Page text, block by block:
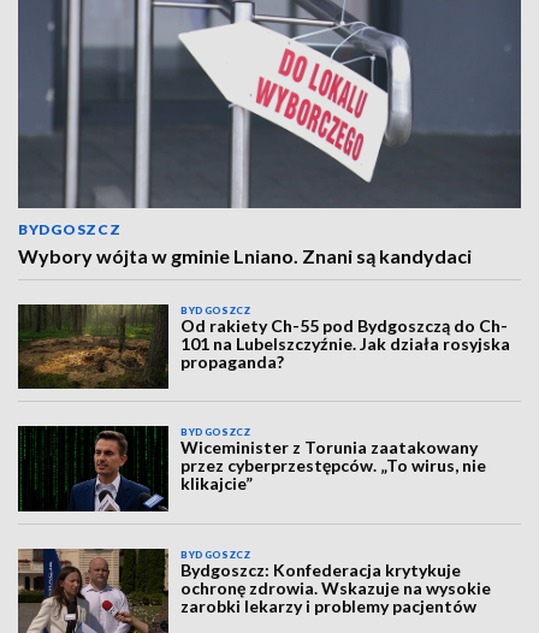
BYDGOSZCZ
Wybory wójta w gminie Lniano. Znani są kandydaci
BYDGOSZCZ
Od rakiety Ch-55 pod Bydgoszczą do Ch-
101 na Lubelszczyźnie. Jak działa rosyjska
propaganda?
BYDGOSZCZ
Wiceminister z Torunia zaatakowany
przez cyberprzestępców. „To wirus, nie
klikajcie”
BYDGOSZCZ
Bydgoszcz: Konfederacja krytykuje
ochronę zdrowia. Wskazuje na wysokie
zarobki lekarzy i problemy pacjentów